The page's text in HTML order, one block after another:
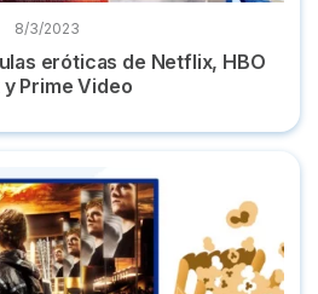
8/3/2023
eróticas de Netflix, HBO
y Prime Video
Hambre': la saga completa